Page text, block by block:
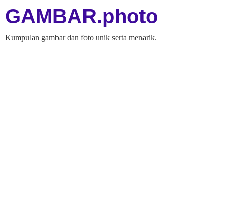
GAMBAR.photo
Kumpulan gambar dan foto unik serta menarik.